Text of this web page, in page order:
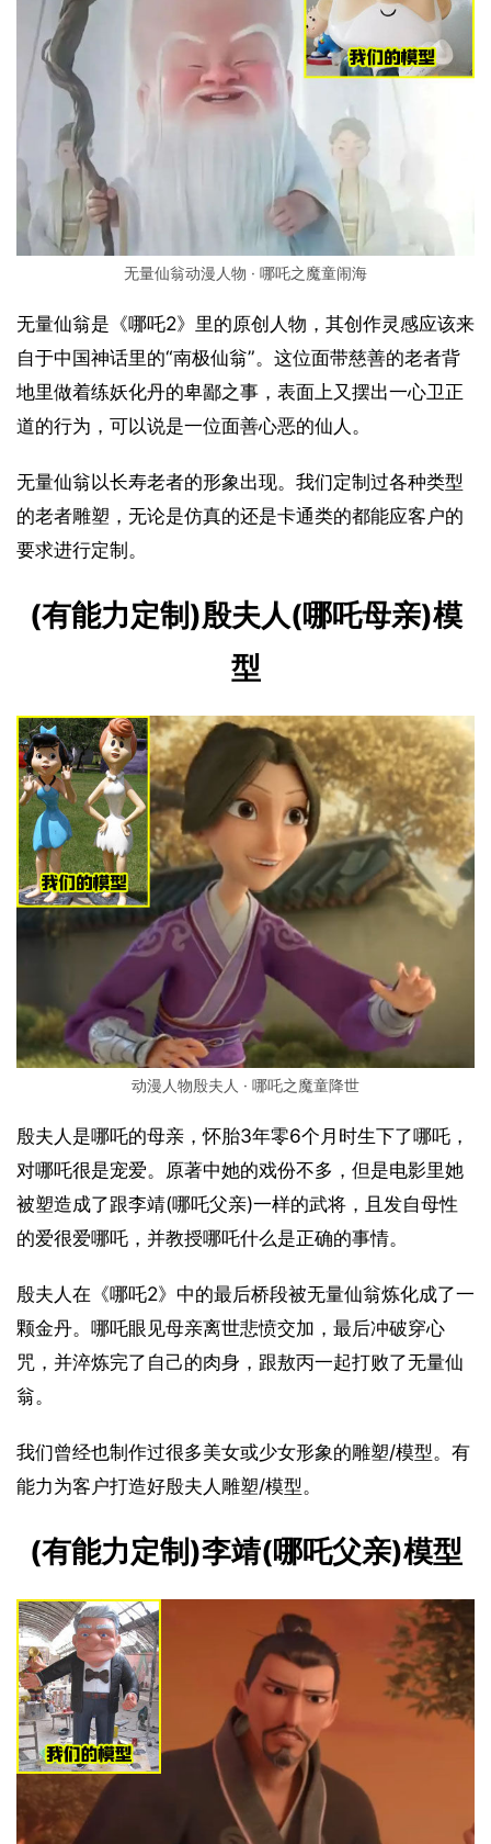
无量仙翁动漫人物 · 哪吒之魔童闹海
无量仙翁是《哪吒2》里的原创人物，其创作灵感应该来
自于中国神话里的“南极仙翁”。这位面带慈善的老者背
地里做着练妖化丹的卑鄙之事，表面上又摆出一心卫正
道的行为，可以说是一位面善心恶的仙人。
无量仙翁以长寿老者的形象出现。我们定制过各种类型
的老者雕塑，无论是仿真的还是卡通类的都能应客户的
要求进行定制。
(有能力定制)殷夫人(哪吒母亲)模
型
动漫人物殷夫人 · 哪吒之魔童降世
殷夫人是哪吒的母亲，怀胎3年零6个月时生下了哪吒，
对哪吒很是宠爱。原著中她的戏份不多，但是电影里她
被塑造成了跟李靖(哪吒父亲)一样的武将，且发自母性
的爱很爱哪吒，并教授哪吒什么是正确的事情。
殷夫人在《哪吒2》中的最后桥段被无量仙翁炼化成了一
颗金丹。哪吒眼见母亲离世悲愤交加，最后冲破穿心
咒，并淬炼完了自己的肉身，跟敖丙一起打败了无量仙
翁。
我们曾经也制作过很多美女或少女形象的雕塑/模型。有
能力为客户打造好殷夫人雕塑/模型。
(有能力定制)李靖(哪吒父亲)模型